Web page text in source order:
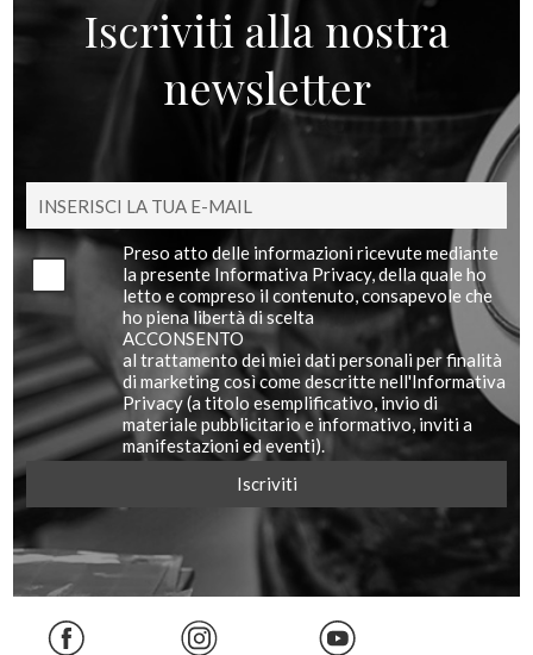
Iscriviti alla nostra
newsletter
Preso atto delle informazioni ricevute mediante
la presente Informativa Privacy, della quale ho
letto e compreso il contenuto, consapevole che
ho piena libertà di scelta
ACCONSENTO
al trattamento dei miei dati personali per finalità
di marketing così come descritte nell'Informativa
Privacy (a titolo esemplificativo, invio di
materiale pubblicitario e informativo, inviti a
manifestazioni ed eventi).